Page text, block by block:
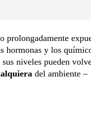
prolongadamente
hormonas y los
niveles pueden
del ambiente –